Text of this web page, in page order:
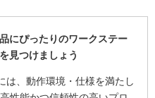
にぴったりのワークステー
見つけましょう
は、動作環境・仕様を満たし